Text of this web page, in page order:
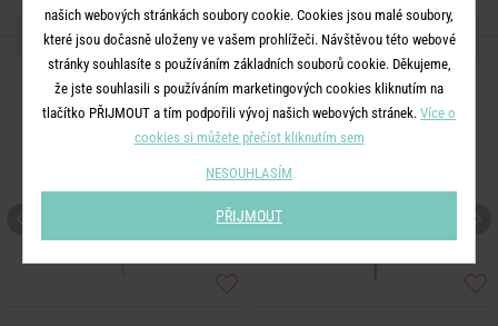
DALŠÍ PRODUKTY ZE SÉRIE
našich webových stránkách soubory cookie. Cookies jsou malé soubory,
které jsou dočasně uloženy ve vašem prohlížeči. Návštěvou této webové
stránky souhlasíte s používáním základních souborů cookie. Děkujeme,
že jste souhlasili s používáním marketingových cookies kliknutím na
tlačítko PŘIJMOUT a tím podpořili vývoj našich webových stránek. Více o
cookies si můžete přečíst kliknutím sem
NESOUHLASÍM
PŘIJMOUT